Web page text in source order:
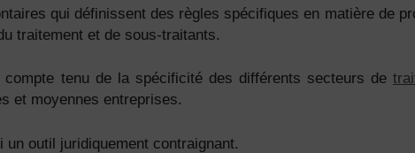
qui définissent des règles spécifiques en matière de
traitement et de sous-traitants.
compte tenu de la spécificité des différents secteurs de
et moyennes entreprises.
outil juridiquement contraignant.